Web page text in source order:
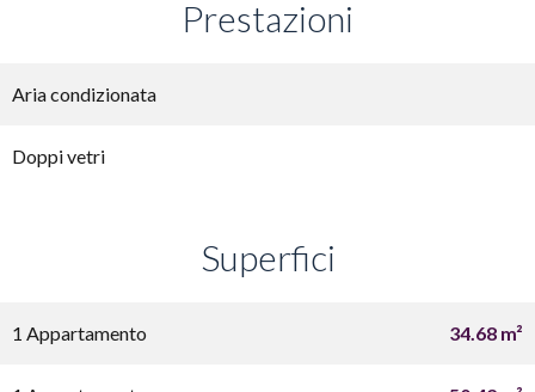
Prestazioni
Aria condizionata
Doppi vetri
Superfici
1 Appartamento 34.68 m²